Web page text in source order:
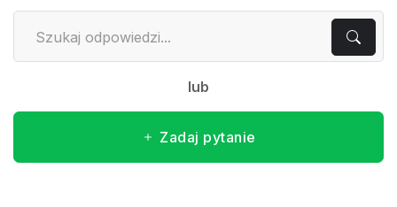
lub
Zadaj pytanie